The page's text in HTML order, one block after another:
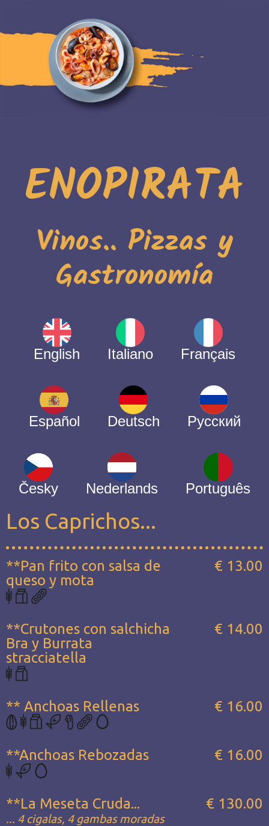
ENOPIRATA
Vinos.. Pizzas y
Gastronomía
English Italiano Français
Español Deutsch Русский
Česky Nederlands Português
Los Caprichos...
**Pan frito con salsa de
queso y mota
€ 13.00
**Crutones con salchicha
Bra y Burrata
stracciatella
€ 14.00
** Anchoas Rellenas € 16.00
**Anchoas Rebozadas € 16.00
**La Meseta Cruda...
... 4 cigalas, 4 gambas moradas
€ 130.00